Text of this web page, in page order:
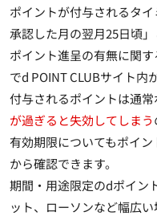
ポイントが付与されるタ
承認した月の翌月25日頃」
ポイント進呈の有無に関
でd POINT CLUBサイト内
付与されるポイントは通常
が過ぎると失効してしまう
有効期限についてもポイ
から確認できます。
期間・用途限定のdポイン
ット、ローソンなど幅広